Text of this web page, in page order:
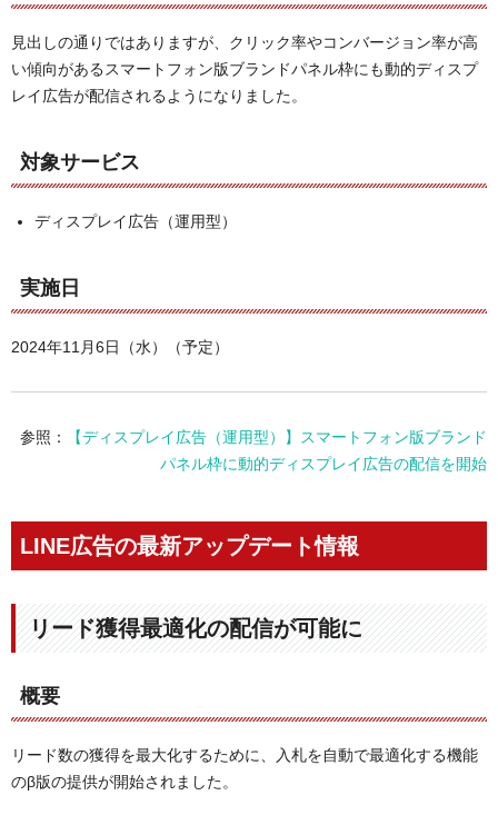
見出しの通りではありますが、クリック率やコンバージョン率が高
い傾向があるスマートフォン版ブランドパネル枠にも動的ディスプ
レイ広告が配信されるようになりました。
対象サービス
ディスプレイ広告（運用型）
実施日
2024年11月6日（水）（予定）
参照：
【ディスプレイ広告（運用型）】スマートフォン版ブランド
パネル枠に動的ディスプレイ広告の配信を開始
LINE広告の最新アップデート情報
リード獲得最適化の配信が可能に
概要
リード数の獲得を最大化するために、入札を自動で最適化する機能
のβ版の提供が開始されました。